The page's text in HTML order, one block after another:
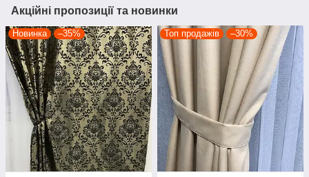
Акційні пропозиції та новинки
Новинка –35% Топ продажів –30%